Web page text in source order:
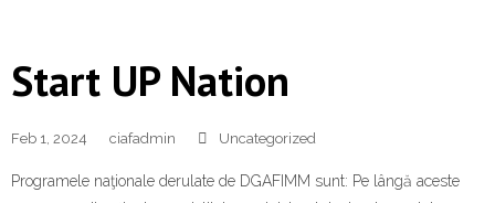
Start UP Nation
Feb 1, 2024 ciafadmin Uncategorized
Programele naţionale derulate de DGAFIMM sunt: Pe lângă aceste